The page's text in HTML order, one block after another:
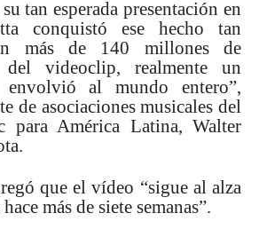
tan esperada presentación en
conquistó ese hecho tan
más de 140 millones de
del videoclip, realmente un
envolvió al mundo entero”,
de asociaciones musicales del
para América Latina, Walter
que el vídeo “sigue al alza
más de siete semanas”.